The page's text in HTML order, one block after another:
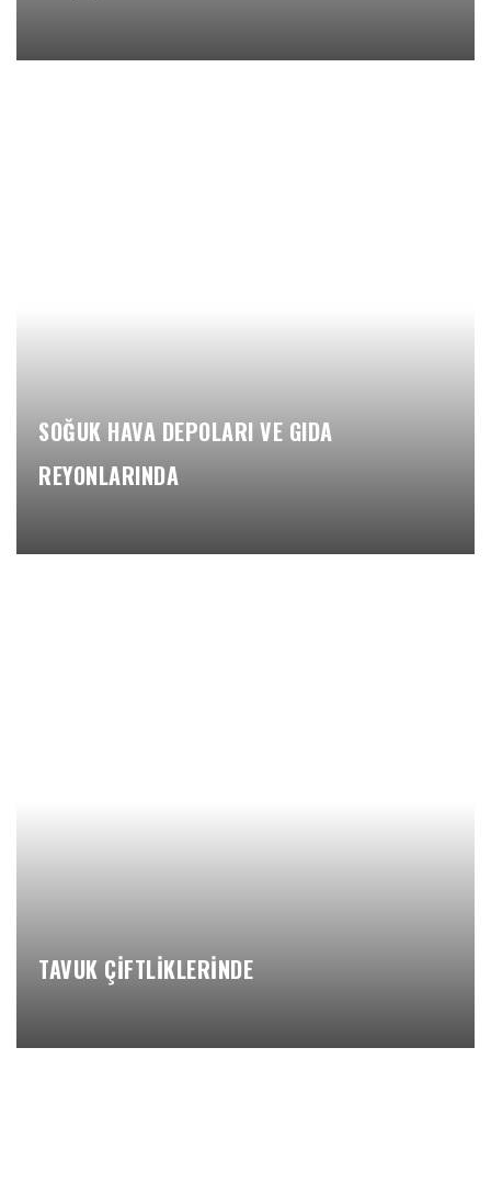
SOĞUK HAVA DEPOLARI VE GIDA
REYONLARINDA
TAVUK ÇİFTLİKLERİNDE